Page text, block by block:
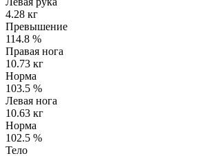
4.28 кг
Превышение
114.8 %
Правая нога
10.73 кг
Норма
103.5 %
Левая нога
10.63 кг
Норма
102.5 %
Тело